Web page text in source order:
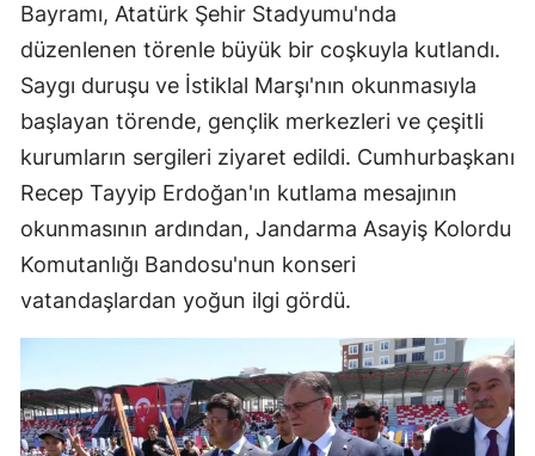
Bayramı, Atatürk Şehir Stadyumu'nda
düzenlenen törenle büyük bir coşkuyla kutlandı.
Saygı duruşu ve İstiklal Marşı'nın okunmasıyla
başlayan törende, gençlik merkezleri ve çeşitli
kurumların sergileri ziyaret edildi. Cumhurbaşkanı
Recep Tayyip Erdoğan'ın kutlama mesajının
okunmasının ardından, Jandarma Asayiş Kolordu
Komutanlığı Bandosu'nun konseri
vatandaşlardan yoğun ilgi gördü.